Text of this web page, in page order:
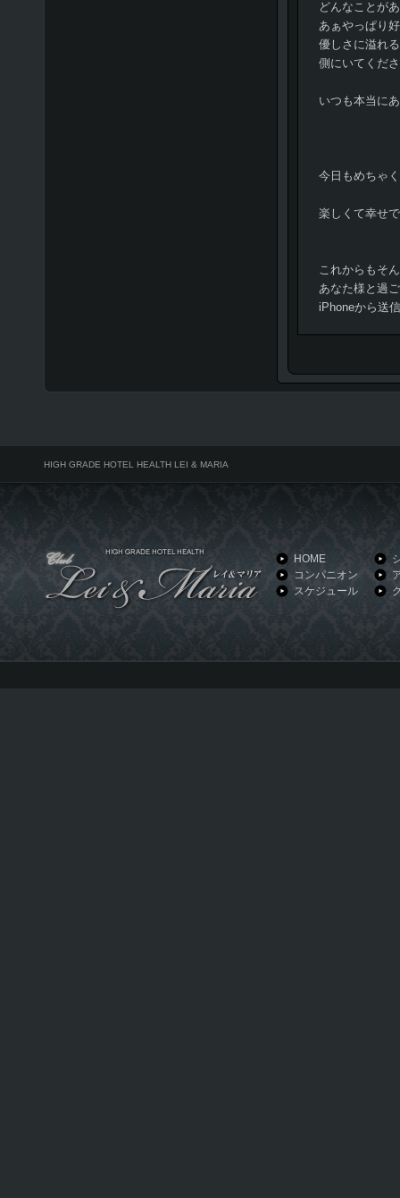
どんなことが
あぁやっぱり
優しさに溢れ
側にいてくだ
いつも本当に
今日もめちゃ
楽しくて幸せ
これからもそ
あなた様と過
iPhoneから送信
HIGH GRADE HOTEL HEALTH LEI & MARIA
HOME
コンパニオン
スケジュール